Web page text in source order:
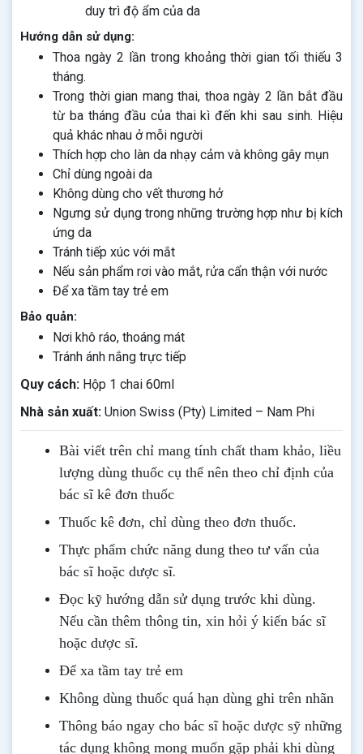
duy trì độ ẩm của da
Hướng dẫn sử dụng:
Thoa ngày 2 lần trong khoảng thời gian tối thiếu 3
tháng.
Trong thời gian mang thai, thoa ngày 2 lần bắt đầu
từ ba tháng đầu của thai kì đến khi sau sinh. Hiệu
quả khác nhau ở mỗi người
Thích hợp cho làn da nhạy cảm và không gây mụn
Chỉ dùng ngoài da
Không dùng cho vết thương hở
Ngưng sử dụng trong những trường hợp như bị kích
ứng da
Tránh tiếp xúc với mắt
Nếu sản phẩm rơi vào mắt, rửa cẩn thận với nước
Để xa tầm tay trẻ em
Bảo quản:
Nơi khô ráo, thoáng mát
Tránh ánh nắng trực tiếp
Quy cách: Hộp 1 chai 60ml
Nhà sản xuất: Union Swiss (Pty) Limited – Nam Phi
Bài viết trên chỉ mang tính chất tham khảo, liều
lượng dùng thuốc cụ thể nên theo chỉ định của
bác sĩ kê đơn thuốc
Thuốc kê đơn, chỉ dùng theo đơn thuốc.
Thực phẩm chức năng dung theo tư vấn của
bác sĩ hoặc dược sĩ.
Đọc kỹ hướng dẫn sử dụng trước khi dùng.
Nếu cần thêm thông tin, xin hỏi ý kiến bác sĩ
hoặc dược sĩ.
Để xa tầm tay trẻ em
Không dùng thuốc quá hạn dùng ghi trên nhãn
Thông báo ngay cho bác sĩ hoặc dược sỹ những
tác dụng không mong muốn gặp phải khi dùng